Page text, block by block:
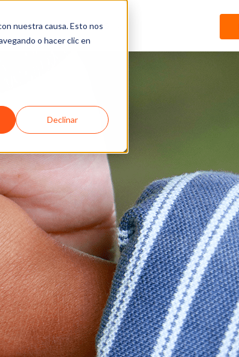
nuestra causa. Esto nos
o hacer clic en
Declinar
APOYAR MEDIOS